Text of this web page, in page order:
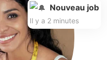
Nouveau job
Il y a 2 minutes